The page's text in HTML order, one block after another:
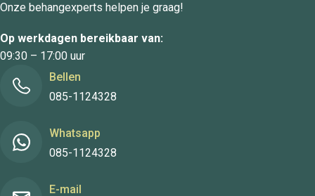
Onze behangexperts helpen je graag!
Op werkdagen bereikbaar van:
09:30 – 17:00 uur
Bellen
085-1124328
Whatsapp
085-1124328
E-mail